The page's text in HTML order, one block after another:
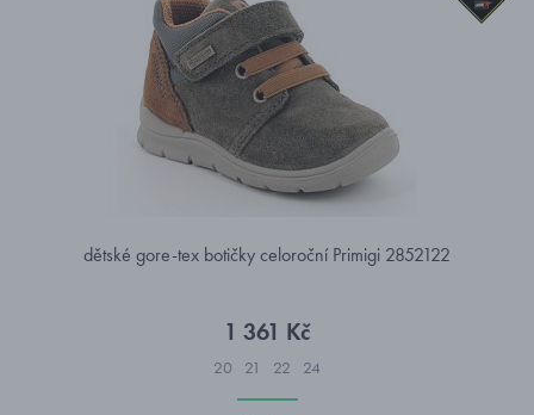
dětské gore-tex botičky celoroční Primigi 2852122
1 361 Kč
20 21 22 24